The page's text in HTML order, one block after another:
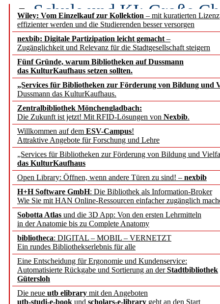
Wiley: Vom Einzelkauf zur Kollektion – mit kuratierten
effizienter werden und die Studierenden besser versorgen
nexbib: Digitale Partizipation leicht gemacht –
Zugänglichkeit und Relevanz für die Stadtgesellschaft steigern
Fünf Gründe, warum Bibliotheken auf Dussmann
das KulturKaufhaus setzen sollten.
„Services für Bibliotheken zur Förderung von Bildung und
Dussmann das KulturKaufhaus.
Zentralbibliothek Mönchengladbach:
Die Zukunft ist jetzt! Mit RFID-Lösungen von Nexbib.
Willkommen auf dem ESV-Campus!
Attraktive Angebote für Forschung und Lehre
„Services für Bibliotheken zur Förderung von Bildung und
das KulturKaufhaus
Open Library: Öffnen, wenn andere Türen zu sind! – nexbib
H+H Software GmbH: Die Bibliothek als Information-Broker
Wie Sie mit HAN Online-Ressourcen einfacher zugänglich
Sobotta Atlas und die 3D App: Von den ersten Lehrmitteln
in der Anatomie bis zu Complete Anatomy
bibliotheca: DIGITAL – MOBIL – VERNETZT
Ein rundes Bibliothekserlebnis für alle
Eine Entscheidung für Ergonomie und Kundenservice:
Automatisierte Rückgabe und Sortierung an derStadtbibliothek
Gütersloh
Die neue utb elibrary mit den Angeboten
utb-studi-e-book und scholars-e-library geht an den Start
Schule und KI: Große
Voraussetzungen
Erfolgreiches erstes
Segment Research –
angepasst
konstruktiv!
Mohr Siebeck
und die Zeitschrift für
Francke Attempto
EBSCO Information
Recherchefunktionen in
Sorbisches Institut neu
Geschichte und